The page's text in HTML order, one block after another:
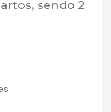
sendo 2